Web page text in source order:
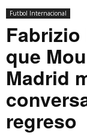
Futbol Internacional
Fabrizio
que
Madrid
regreso